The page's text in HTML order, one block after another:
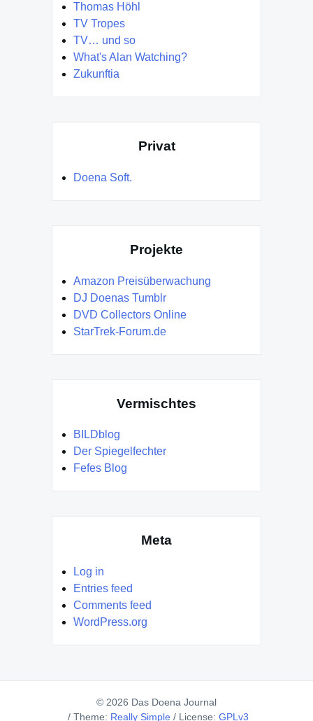
Thomas Höhl
TV Tropes
TV… und so
What's Alan Watching?
Zukunftia
Privat
Doena Soft.
Projekte
Amazon Preisüberwachung
DJ Doenas Tumblr
DVD Collectors Online
StarTrek-Forum.de
Vermischtes
BILDblog
Der Spiegelfechter
Fefes Blog
Meta
Log in
Entries feed
Comments feed
WordPress.org
© 2026 Das Doena Journal
/ Theme: Really Simple / License: GPLv3